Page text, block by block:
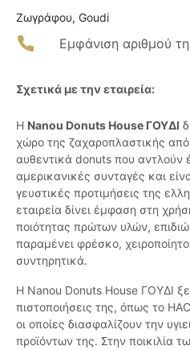
Ζωγράφου, Goudi
Εμφάνιση αριθμού
Σχετικά με την εταιρεία:
Η Nanou Donuts House ΓΟΥΔΙ
χώρο της ζαχαροπλαστικής
αυθεντικά donuts που αντλούν
αμερικανικές συνταγές και
γευστικές προτιμήσεις της
εταιρεία δίνει έμφαση στη
ποιότητας πρώτων υλών,
παραμένει φρέσκο,
συντηρητικά.
Η Nanou Donuts House ΓΟΥΔΙ
πιστοποιήσεις της, όπως το
οι οποίες διασφαλίζουν την
προϊόντων της. Στην ποικιλία